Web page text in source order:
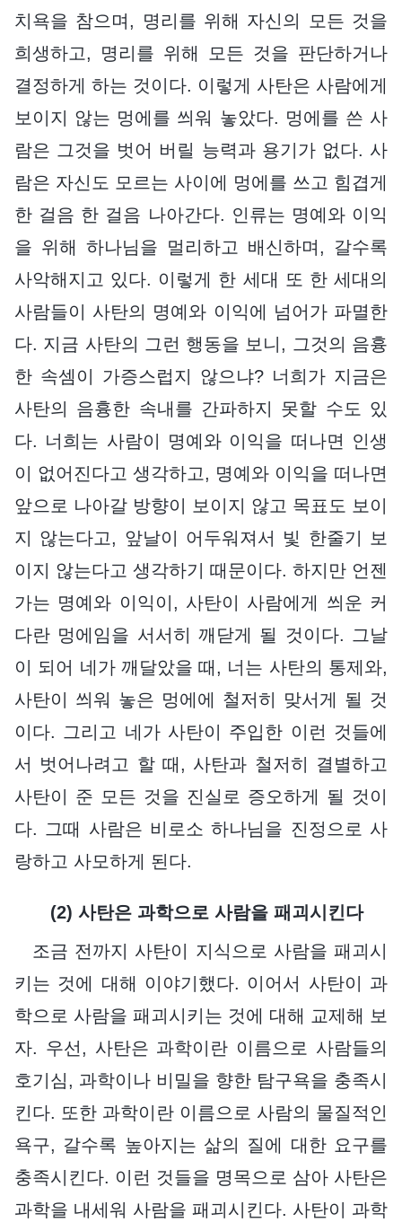
치욕을 참으며, 명리를 위해 자신의 모든 것을
희생하고, 명리를 위해 모든 것을 판단하거나
결정하게 하는 것이다. 이렇게 사탄은 사람에게
보이지 않는 멍에를 씌워 놓았다. 멍에를 쓴 사
람은 그것을 벗어 버릴 능력과 용기가 없다. 사
람은 자신도 모르는 사이에 멍에를 쓰고 힘겹게
한 걸음 한 걸음 나아간다. 인류는 명예와 이익
을 위해 하나님을 멀리하고 배신하며, 갈수록
사악해지고 있다. 이렇게 한 세대 또 한 세대의
사람들이 사탄의 명예와 이익에 넘어가 파멸한
다. 지금 사탄의 그런 행동을 보니, 그것의 음흉
한 속셈이 가증스럽지 않으냐? 너희가 지금은
사탄의 음흉한 속내를 간파하지 못할 수도 있
다. 너희는 사람이 명예와 이익을 떠나면 인생
이 없어진다고 생각하고, 명예와 이익을 떠나면
앞으로 나아갈 방향이 보이지 않고 목표도 보이
지 않는다고, 앞날이 어두워져서 빛 한줄기 보
이지 않는다고 생각하기 때문이다. 하지만 언젠
가는 명예와 이익이, 사탄이 사람에게 씌운 커
다란 멍에임을 서서히 깨닫게 될 것이다. 그날
이 되어 네가 깨달았을 때, 너는 사탄의 통제와,
사탄이 씌워 놓은 멍에에 철저히 맞서게 될 것
이다. 그리고 네가 사탄이 주입한 이런 것들에
서 벗어나려고 할 때, 사탄과 철저히 결별하고
사탄이 준 모든 것을 진실로 증오하게 될 것이
다. 그때 사람은 비로소 하나님을 진정으로 사
랑하고 사모하게 된다.
(2) 사탄은 과학으로 사람을 패괴시킨다
조금 전까지 사탄이 지식으로 사람을 패괴시
키는 것에 대해 이야기했다. 이어서 사탄이 과
학으로 사람을 패괴시키는 것에 대해 교제해 보
자. 우선, 사탄은 과학이란 이름으로 사람들의
호기심, 과학이나 비밀을 향한 탐구욕을 충족시
킨다. 또한 과학이란 이름으로 사람의 물질적인
욕구, 갈수록 높아지는 삶의 질에 대한 요구를
충족시킨다. 이런 것들을 명목으로 삼아 사탄은
과학을 내세워 사람을 패괴시킨다. 사탄이 과학